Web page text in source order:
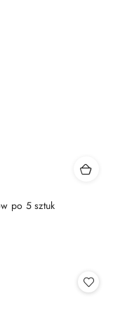
po 5 sztuk